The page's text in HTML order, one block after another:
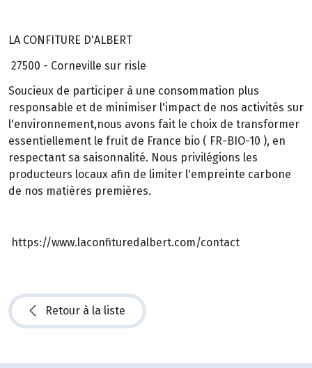
LA CONFITURE D'ALBERT
27500 - Corneville sur risle
Soucieux de participer à une consommation plus
responsable et de minimiser l'impact de nos activités sur
l'environnement,nous avons fait le choix de transformer
essentiellement le fruit de France bio ( FR-BIO-10 ), en
respectant sa saisonnalité. Nous privilégions les
producteurs locaux afin de limiter l'empreinte carbone
de nos matières premières.
https://www.laconfituredalbert.com/contact
Retour à la liste